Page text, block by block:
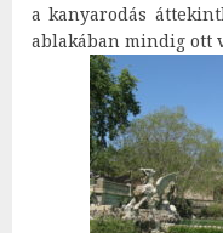
a kanyarodás
ablakában mindig ott